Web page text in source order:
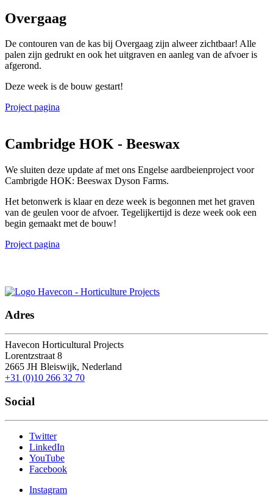
Overgaag
De contouren van de kas bij Overgaag zijn alweer zichtbaar! Alle
palen zijn gedrukt en ook het uitgraven en aanleg van de afvoer is
afgerond.
Deze week is de bouw gestart!
Project pagina
Cambridge HOK - Beeswax
We sluiten deze update af met ons Engelse aardbeienproject voor
Cambrigde HOK: Beeswax Dyson Farms.
Het betonwerk is klaar en deze week is begonnen met het graven
van de geulen voor de afvoer. Tegelijkertijd is deze week ook een
begin gemaakt met de bouw!
Project pagina
Adres
Havecon Horticultural Projects
Lorentzstraat 8
2665 JH Bleiswijk, Nederland
+31 (0)10 266 32 70
Social
Twitter
LinkedIn
YouTube
Facebook
Instagram